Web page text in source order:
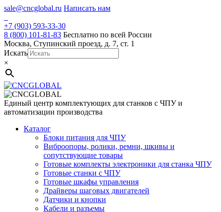
Skip
content
sale@cncglobal.ru Написать нам
+7 (903) 593-33-30
8 (800) 101-81-83 Бесплатно по всей России
Москва, Ступинский проезд, д. 7, ст. 1
Искать
×
Единый центр комплектующих для станков с ЧПУ и
автоматизации производства
Каталог
Блоки питания для ЧПУ
Виброопоры, ролики, ремни, шкивы и
сопутствующие товары
Готовые комплекты электроники для станка ЧПУ
Готовые станки с ЧПУ
Готовые шкафы управления
Драйверы шаговых двигателей
Датчики и кнопки
Кабели и разъемы